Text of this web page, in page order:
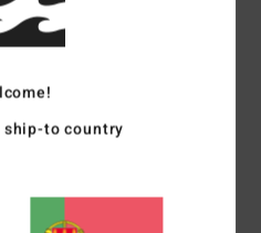
PRO - 100% Reciclado
manga comprida
ship-to country